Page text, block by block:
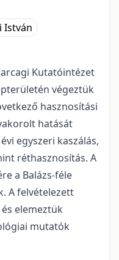
István
Kutatóintézet
végeztük
hasznosítási
hatását
egyszeri kaszálás,
réthasznosítás. A
a Balázs-féle
A felvételezett
elemeztük
mutatók